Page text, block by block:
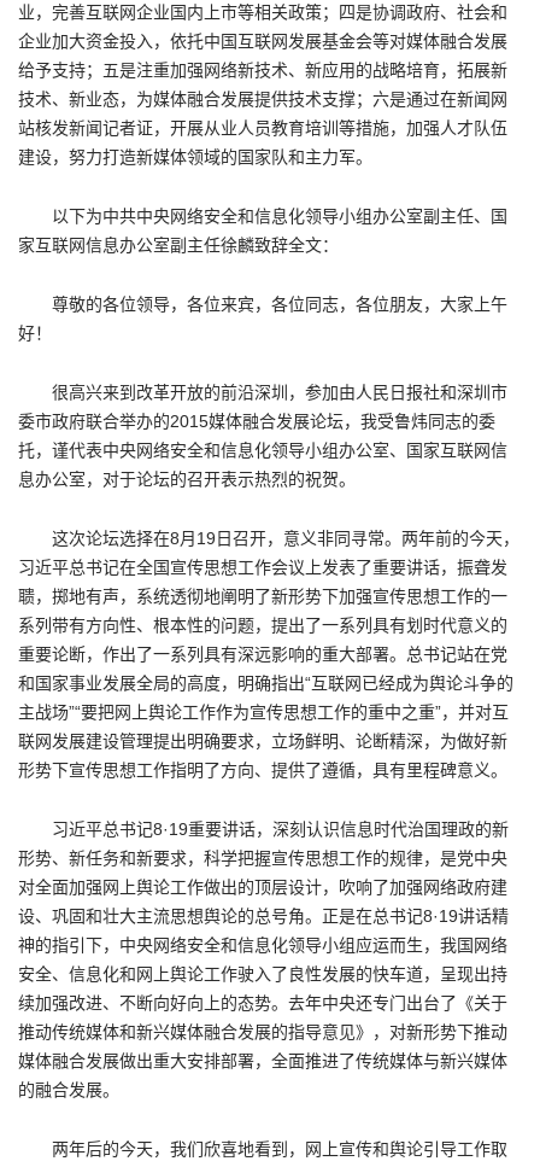
业，完善互联网企业国内上市等相关政策；四是协调政府、社会和
企业加大资金投入，依托中国互联网发展基金会等对媒体融合发展
给予支持；五是注重加强网络新技术、新应用的战略培育，拓展新
技术、新业态，为媒体融合发展提供技术支撑；六是通过在新闻网
站核发新闻记者证，开展从业人员教育培训等措施，加强人才队伍
建设，努力打造新媒体领域的国家队和主力军。
以下为中共中央网络安全和信息化领导小组办公室副主任、国
家互联网信息办公室副主任徐麟致辞全文：
尊敬的各位领导，各位来宾，各位同志，各位朋友，大家上午
好！
很高兴来到改革开放的前沿深圳，参加由人民日报社和深圳市
委市政府联合举办的2015媒体融合发展论坛，我受鲁炜同志的委
托，谨代表中央网络安全和信息化领导小组办公室、国家互联网信
息办公室，对于论坛的召开表示热烈的祝贺。
这次论坛选择在8月19日召开，意义非同寻常。两年前的今天，
习近平总书记在全国宣传思想工作会议上发表了重要讲话，振聋发
聩，掷地有声，系统透彻地阐明了新形势下加强宣传思想工作的一
系列带有方向性、根本性的问题，提出了一系列具有划时代意义的
重要论断，作出了一系列具有深远影响的重大部署。总书记站在党
和国家事业发展全局的高度，明确指出“互联网已经成为舆论斗争的
主战场”“要把网上舆论工作作为宣传思想工作的重中之重”，并对互
联网发展建设管理提出明确要求，立场鲜明、论断精深，为做好新
形势下宣传思想工作指明了方向、提供了遵循，具有里程碑意义。
习近平总书记8·19重要讲话，深刻认识信息时代治国理政的新
形势、新任务和新要求，科学把握宣传思想工作的规律，是党中央
对全面加强网上舆论工作做出的顶层设计，吹响了加强网络政府建
设、巩固和壮大主流思想舆论的总号角。正是在总书记8·19讲话精
神的指引下，中央网络安全和信息化领导小组应运而生，我国网络
安全、信息化和网上舆论工作驶入了良性发展的快车道，呈现出持
续加强改进、不断向好向上的态势。去年中央还专门出台了《关于
推动传统媒体和新兴媒体融合发展的指导意见》，对新形势下推动
媒体融合发展做出重大安排部署，全面推进了传统媒体与新兴媒体
的融合发展。
两年后的今天，我们欣喜地看到，网上宣传和舆论引导工作取